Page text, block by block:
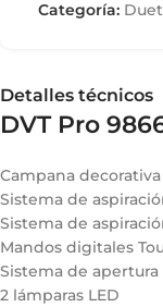
Categoría:
Detalles técnicos
DVT Pro
Campana
Sistema de
Sistema de
Mandos digitales
Sistema de
2 lámparas LED